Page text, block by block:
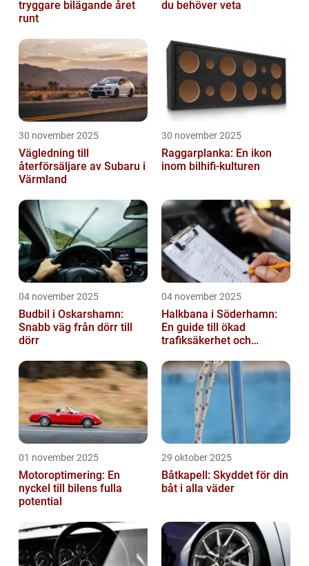
tryggare bilägande året
runt
du behöver veta
30 november 2025
Vägledning till
återförsäljare av Subaru i
Värmland
30 november 2025
Raggarplanka: En ikon
inom bilhifi-kulturen
04 november 2025
Budbil i Oskarshamn:
Snabb väg från dörr till
dörr
04 november 2025
Halkbana i Söderhamn:
En guide till ökad
trafiksäkerhet och
01 november 2025
Motoroptimering: En
nyckel till bilens fulla
potential
29 oktober 2025
Båtkapell: Skyddet för din
båt i alla väder